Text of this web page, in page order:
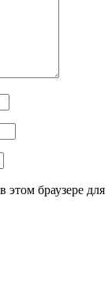
этом браузере для